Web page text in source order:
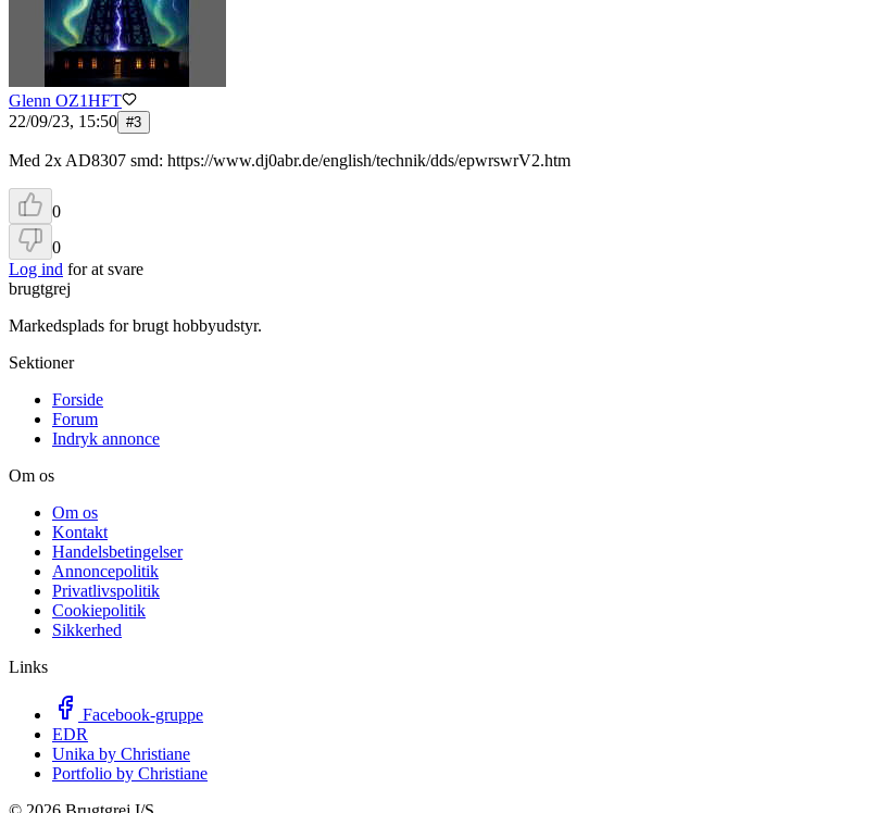
Glenn OZ1HFT
22/09/23, 15:50 #3
Med 2x AD8307 smd: https://www.dj0abr.de/english/technik/dds/epwrswrV2.htm
0
0
Log ind for at svare
brugtgrej
Markedsplads for brugt hobbyudstyr.
Sektioner
Forside
Forum
Indryk annonce
Om os
Om os
Kontakt
Handelsbetingelser
Annoncepolitik
Privatlivspolitik
Cookiepolitik
Sikkerhed
Links
Facebook-gruppe
EDR
Unika by Christiane
Portfolio by Christiane